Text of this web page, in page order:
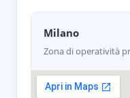
Milano
Zona di operatività